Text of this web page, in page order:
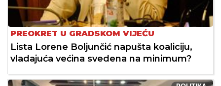
PREOKRET U GRADSKOM VIJEĆU
Lista Lorene Boljunčić napušta koaliciju,
vladajuća većina svedena na minimum?